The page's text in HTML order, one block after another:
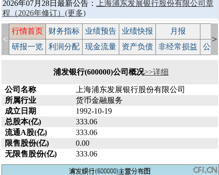
2026年07月28日最新公告：
上海浦东发展银行股份有限公司章
程（2026年修订） (更多)
<
行情首页 财务指标 业绩预告 业绩快报 月报
研报一览
利润分配 现金流量 资产负债 非经常损益 公
>
浦发银行(600000)公司概况>>详细
公司名称
上海浦东发展银行股份有限公司
所属行业
货币金融服务
成立日期
1992-10-19
总股本(亿)
333.06
流通A股(亿)
333.06
限售股份(亿)
0.00
无限售股份(亿)
333.06